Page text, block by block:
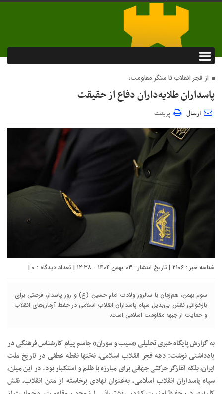
از فجر انقلاب تا سنگر مقاومت؛
پاسداران طلایه‌داران دفاع از حقیقت
ارسال پرینت
شناسه خبر : 2106 | تاریخ انتشار : ۰۳ بهمن ۱۴۰۴ - ۱۲:۳۸ | تعداد دیدگاه : ۰ |
سوم بهمن، هم‌زمان با سالروز ولادت امام حسین (ع) و روز پاسدار، فرصتی برای
بازخوانی نقش بی‌بدیل سپاه پاسداران انقلاب اسلامی در حفظ آرمان‌های انقلاب
و حمایت از جبهه مقاومت اسلامی است.
به گزارش پایگاه خبری تحلیلی «سیب و سوران» جاسم پیام کارشناس فرهنگی در
یادداشتی نوشت: دهه فجر انقلاب اسلامی، نه‌تنها نقطه عطفی در تاریخ ملت
ایران، بلکه آغازگر حرکتی جهانی برای مبارزه با ظلم و استکبار بود. در این میان،
سپاه پاسداران انقلاب اسلامی، به‌عنوان نهادی برخاسته از متن انقلاب، نقش